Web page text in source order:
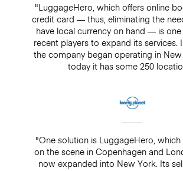
"LuggageHero, which offers online
credit card — thus, eliminating the
have local currency on hand — is
recent players to expand its services.
the company began operating in
today it has some 250
"One solution is LuggageHero,
on the scene in Copenhagen and
now expanded into New York. Its